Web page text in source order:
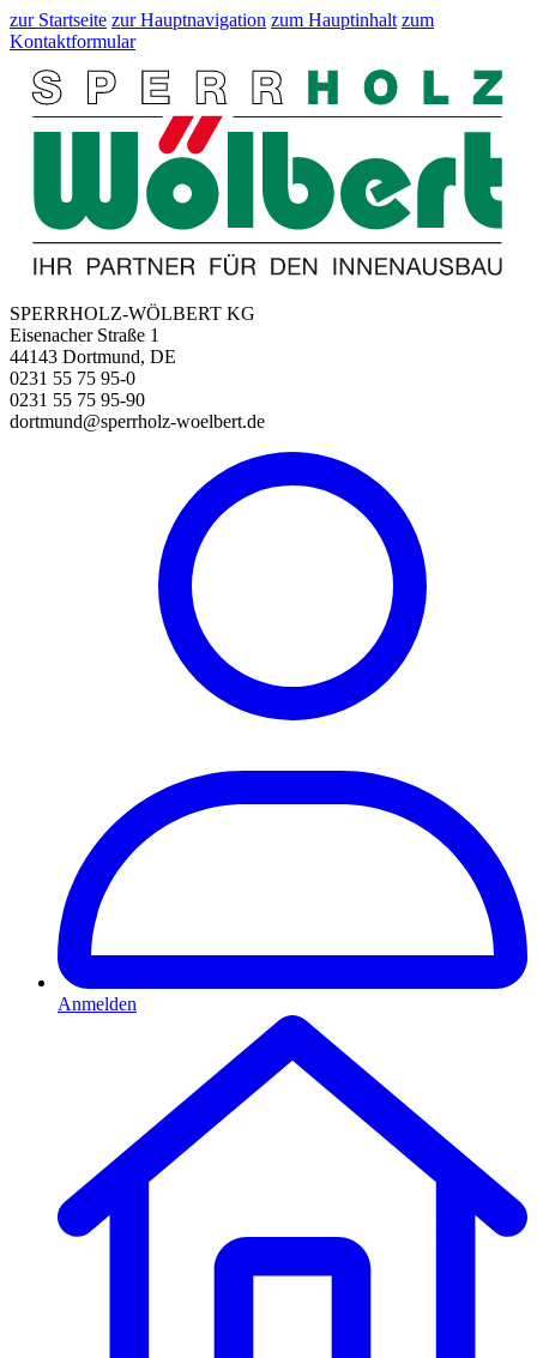
zur Startseite zur Hauptnavigation zum Hauptinhalt zum
Kontaktformular
SPERRHOLZ-WÖLBERT KG
Eisenacher Straße 1
44143 Dortmund, DE
0231 55 75 95-0
0231 55 75 95-90
dortmund@sperrholz-woelbert.de
Anmelden